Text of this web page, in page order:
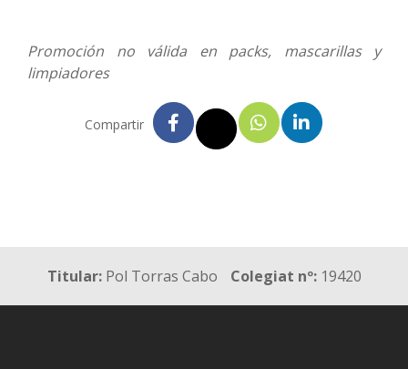
Promoción no válida en packs, mascarillas y
limpiadores
Compartir
Titular:Pol Torras Cabo Colegiat nº:19420